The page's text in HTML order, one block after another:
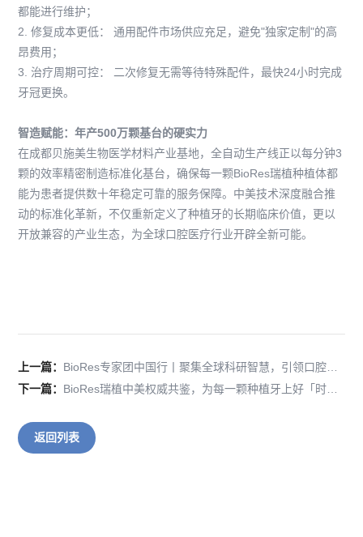
都能进行维护；
2. 修复成本更低： 通用配件市场供应充足，避免"独家定制"的高
昂费用；
3. 治疗周期可控： 二次修复无需等待特殊配件，最快24小时完成
牙冠更换。
智造赋能：年产500万颗基台的硬实力
在成都贝施美生物医学材料产业基地，全自动生产线正以每分钟3
颗的效率精密制造标准化基台，确保每一颗BioRes瑞植种植体都
能为患者提供数十年稳定可靠的服务保障。中美技术深度融合推
动的标准化革新，不仅重新定义了种植牙的长期临床价值，更以
开放兼容的产业生态，为全球口腔医疗行业开辟全新可能。
上一篇：
下一篇：
返回列表